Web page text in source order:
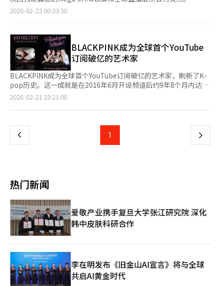
本报道经人工智能（AI）系统翻译与编辑。
成年后的首次回归，意义重大。我希望永远作为姐姐们的小妹幸福
生活。”Rei称赞道：“在世界巡演中，看到李瑞的舞台表现和表
《REVIVE+》意为重燃，象征着IVE的火焰再次燃起。”Liz表
示：“我们尝试了新的风格，获得了很多喜爱。希望成为让人期待
的艺术家。”预发布曲《BANG BANG》发布后迅速登上Melon
Top 100第二名，显示了不减的人气。安宥真谦虚地说：“能与优
秀的艺术家竞争是荣幸，与同公司艺人一起受欢迎感到高兴，希望
这张专辑能证明IVE自己。”张元英也表示：“希望更加珍惜与粉
丝的时间，通过音乐节目与DIVE深入交流。”IVE计划从4月起在
马来西亚、日本、澳大利亚等地展开世界巡演。出道六年，IVE不
Hearts2Hearts FANMEETING 》。在21日的演出中首次公开了
《RUDE!》舞台，获得了现场观众的热烈反响，今天将继续进行第
Starship娱乐公司于21日通过官方SNS发布了主打曲
演以整齐的动作吸引了观众的期待。主打曲《BLACKHOLE》是一
首具有电影感的洗牌风格曲目，传达了从“我”到“我们”的新信
息。视频中的旋律和宏大的音效极具吸引力。IVE将在23日晚上7
点举行粉丝展示会，正式开始活动。展示会通过TikTok和
YouTube全球直播，成员们将首次公开《BLACKHOLE》舞台，并
分享专辑制作的幕后故事，与全球粉丝“Dive”实时互动。专辑共
收录12首曲目，其中包括成员亲自参与作词的作品。IVE将通过这
张专辑展示他们对“我们”定义的理解。第二张专辑《REVIVE+》
将于23日下午6点在各大音乐平台发布。※ 本报道经人工智能
2026-02-23 00:33:30
BLACKPINK成为全球首个YouTube
订阅破亿的艺术家
BLACKPINK成为全球首个YouTube订阅破亿的艺术家，刷新了K-
pop历史。这一成就是在2016年6月开设频道后约9年8个月内达成
的，显示了她们在全球粉丝中的强大影响力。根据YouTube和YG
31分突破1亿。为此，YouTube向她们颁发了特别制作的“红钻石
的直观指标。自2021年9月超越贾斯汀·比伯成为全球艺术家第一
名以来，BLACKPINK已连续四年保持“YouTube女王”的地位。
印度尼西亚、墨西哥和美国等地的广泛人气。这一里程碑为即将于
27日发布的第三张迷你专辑《DEADLINE》带来了极高的期待。专
辑发布消息传出后，每天新增超过1万名订阅者，回归热潮高涨。
时隔三年，BLACKPINK将以完整阵容回归，新专辑
《DEADLINE》收录了包括主打歌《GO》在内的五首歌曲。YG表
示，这张专辑充满了“无法重现的最佳时刻”。BLACKPINK的成
功展示了与YouTube平台的有机成长模式。她们在2021年与
YouTube合作举办了首场线上演唱会《THE SHOW》，并在2022
年通过《PinkVenomChallenge》与全球粉丝互动，引领了新的
粉丝文化。YouTube表示，将继续通过全球影响力和广告、订阅两
大引擎助力艺术家成长。全世界都在关注BLACKPINK如何利用“1
亿订阅者”的强大平台力量，用新专辑创造新的纪录。
2026-02-21 19:21:00
上
页
1 下
热门新闻
爱敬产业携手复旦大学张江研究院 深化
韩中皮肤科研合作
李在明发布《旧金山AI宣言》将与全球
共启AI黄金时代